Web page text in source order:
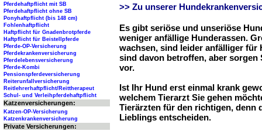
>> Zu unserer
Es gibt seriöse und unseriöse
weniger anfällige Hunderassen.
wachsen, sind leider anfälliger für
sind davon betroffen, aber sorgen
vor.
Ist Ihr Hund erst einmal krank
welchem Tierarzt Sie gehen
Tierärzten für den richtigen, denn
Lieblings entscheiden.
Pferdehaftpflicht mit SB
Pferdehaftpflicht ohne SB
Ponyhaftpflicht (bis 148 cm)
Fohlenhaftpflicht
Haftpflicht für Gnadenbrotpferde
Haftpflicht für Beistellpferde
Pferde-OP-Versicherung
Pferdekrankenversicherung
Pferdelebensversicherung
Pferde-Kombi
Pensionspferdeversicherung
Reiterunfallversicherung
Reitlehrerhaftpflicht/Reittherapeut
Schul- und Verleihpferdehaftpflicht
Katzenversicherungen:
Katzen-OP-Versicherung
Katzenkrankenversicherung
Private Versicherungen: